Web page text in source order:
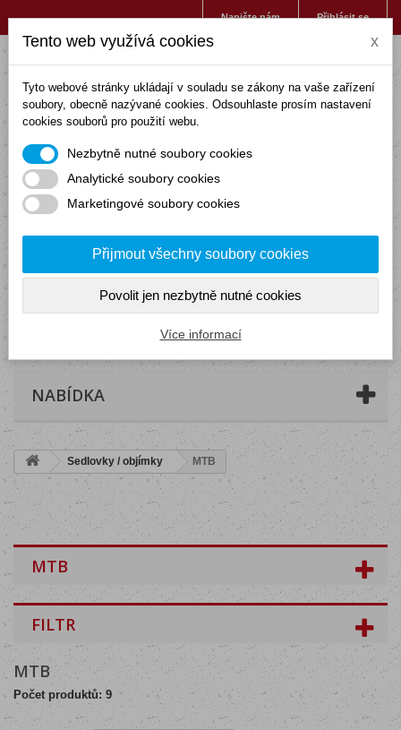
Přihlásit se
Napište nám
(prázdný)
NABÍDKA
Sedlovky / objímky MTB
MTB
FILTR
MTB
Počet produktů: 9
Tento web využívá cookies x
Tyto webové stránky ukládají v souladu se zákony na vaše zařízení
soubory, obecně nazývané cookies. Odsouhlaste prosím nastavení
cookies souborů pro použití webu.
Nezbytně nutné soubory cookies
Analytické soubory cookies
Marketingové soubory cookies
Přijmout všechny soubory cookies
Povolit jen nezbytně nutné cookies
Více informací